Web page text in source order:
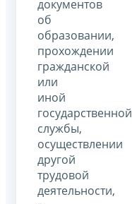
документов
об
образовании,
прохождении
гражданской
или
иной
государственной
службы,
осуществлении
другой
трудовой
деятельности,